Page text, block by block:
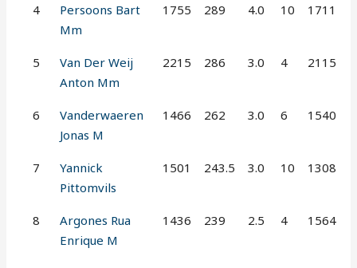
4
Persoons Bart
Mm
1755 289 4.0 10 1711
5
Van Der Weij
Anton Mm
2215 286 3.0 4 2115
6
Vanderwaeren
Jonas M
1466 262 3.0 6 1540
7
Yannick
Pittomvils
1501 243.5 3.0 10 1308
8
Argones Rua
Enrique M
1436 239 2.5 4 1564